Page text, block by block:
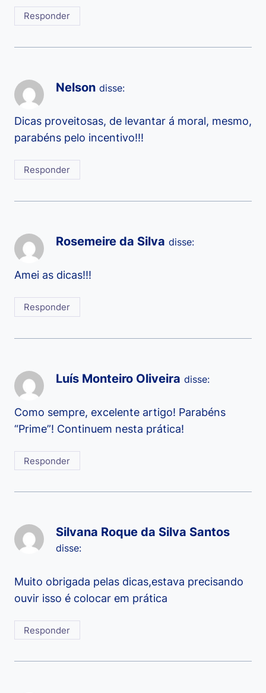
Responder
Nelson disse:
Dicas proveitosas, de levantar á moral, mesmo,
parabéns pelo incentivo!!!
Responder
Rosemeire da Silva disse:
Amei as dicas!!!
Responder
Luís Monteiro Oliveira disse:
Como sempre, excelente artigo! Parabéns
“Prime”! Continuem nesta prática!
Responder
Silvana Roque da Silva Santos
disse:
Muito obrigada pelas dicas,estava precisando
ouvir isso é colocar em prática
Responder